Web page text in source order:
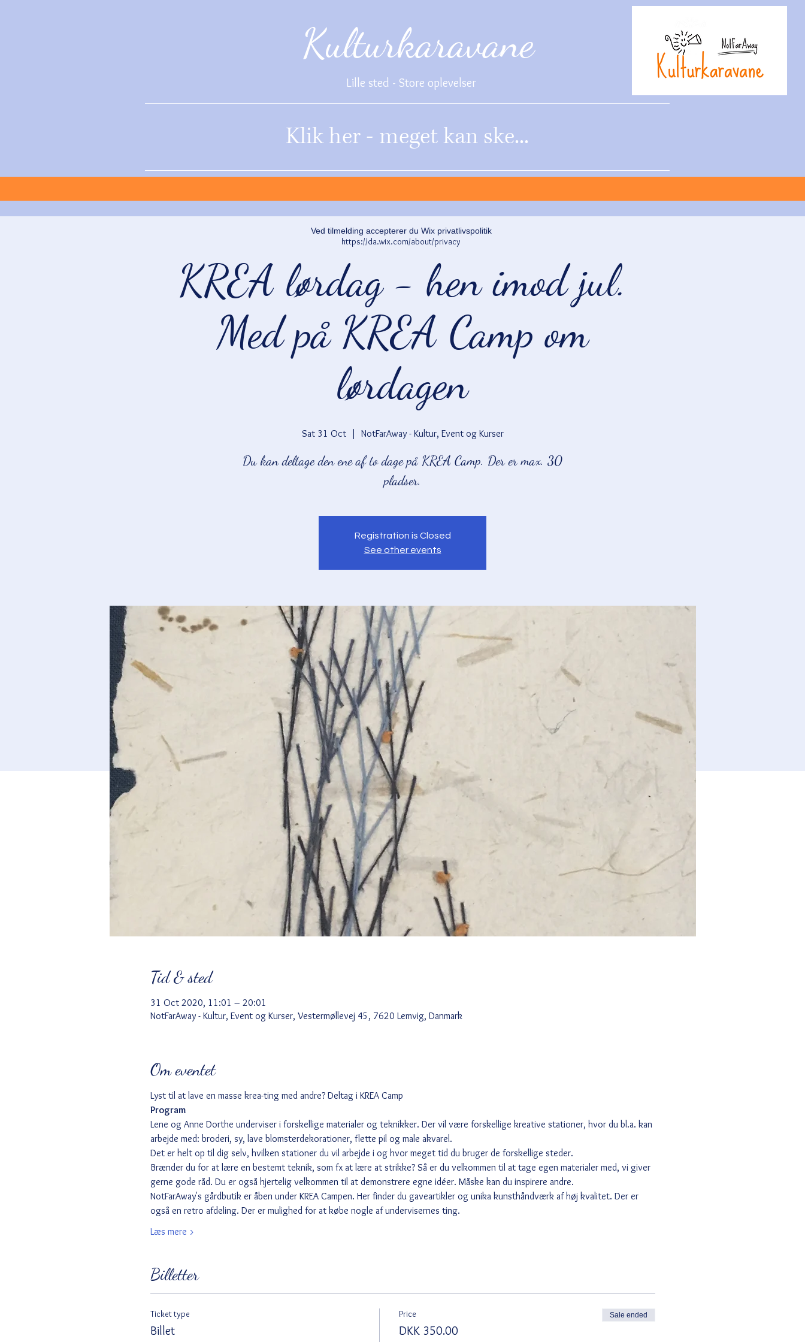
Kulturkaravane
Lille sted - Store oplevelser
Klik her - meget kan ske...
KREA lørdag - hen imod jul.
Med på KREA Camp om
lørdagen
Sat 31 Oct
  |
NotFarAway - Kultur, Event og Kurser
Du kan deltage den ene af to dage på KREA Camp. Der er max. 30
pladser.
Registration is Closed
See other events
Tid & sted
31 Oct 2020, 11:01 – 20:01
NotFarAway - Kultur, Event og Kurser, Vestermøllevej 45, 7620 Lemvig, Danmark
Om eventet
Lyst til at lave en masse krea-ting med andre? Deltag i KREA Camp
Program
Lene og Anne Dorthe underviser i forskellige materialer og teknikker. Der vil være forskellige kreative stationer, hvor du bl.a. kan
arbejde med: broderi, sy, lave blomsterdekorationer, flette pil og male akvarel.
Det er helt op til dig selv, hvilken stationer du vil arbejde i og hvor meget tid du bruger de forskellige steder.
Brænder du for at lære en bestemt teknik, som fx at lære at strikke? Så er du velkommen til at tage egen materialer med, vi giver
gerne gode råd. Du er også hjertelig velkommen til at demonstrere egne idéer. Måske kan du inspirere andre.
NotFarAway's gårdbutik er åben under KREA Campen. Her finder du gaveartikler og unika kunsthåndværk af høj kvalitet. Der er
også en retro afdeling. Der er mulighed for at købe nogle af undervisernes ting.
Læs mere >
Billetter
Ticket type
Billet
Price
DKK 350.00
Sale ended
Ved tilmelding accepterer du Wix privatlivspolitik
https://da.wix.com/about/privacy